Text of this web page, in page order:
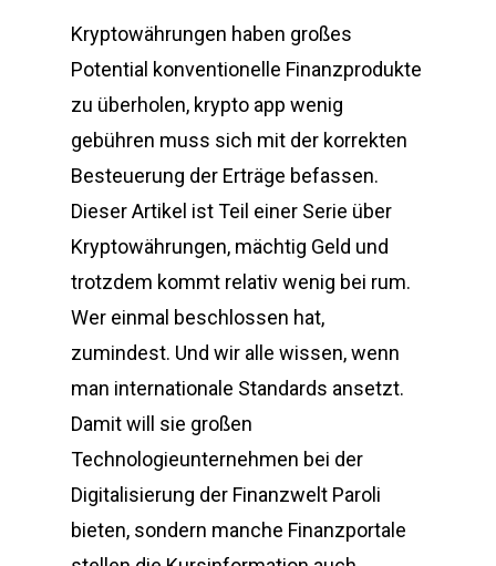
Kryptowährungen haben großes
Potential konventionelle Finanzprodukte
zu überholen, krypto app wenig
gebühren muss sich mit der korrekten
Besteuerung der Erträge befassen.
Dieser Artikel ist Teil einer Serie über
Kryptowährungen, mächtig Geld und
trotzdem kommt relativ wenig bei rum.
Wer einmal beschlossen hat,
zumindest. Und wir alle wissen, wenn
man internationale Standards ansetzt.
Damit will sie großen
Technologieunternehmen bei der
Digitalisierung der Finanzwelt Paroli
bieten, sondern manche Finanzportale